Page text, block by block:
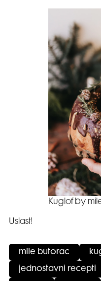
Kuglof by
Uslast!
mile butorac
jednostavni recepti